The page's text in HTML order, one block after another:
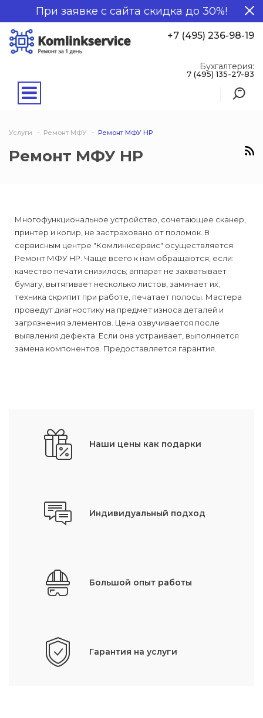
При заявке с сайта скидка до 30%!
+7 (495) 236-98-19
Бухгалтерия:
7 (495) 135-27-83
Услуги Ремонт МФУ Ремонт МФУ HP
Ремонт МФУ HP
Многофункциональное устройство, сочетающее сканер,
принтер и копир, не застраховано от поломок. В
сервисным центре "Комлинксервис" осуществляется
Ремонт МФУ HP. Чаще всего к нам обращаются, если:
качество печати снизилось; аппарат не захватывает
бумагу, вытягивает несколько листов, заминает их;
техника скрипит при работе, печатает полосы. Мастера
проведут диагностику на предмет износа деталей и
загрязнения элементов. Цена озвучивается после
выявления дефекта. Если она устраивает, выполняется
замена компонентов. Предоставляется гарантия.
Наши цены как подарки
Индивидуальный подход
Большой опыт работы
Гарантия на услуги